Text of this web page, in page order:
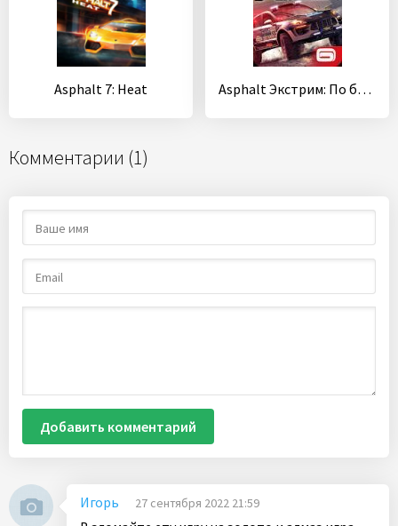
Asphalt 7: Heat Asphalt Экстрим: По бездорожью
Комментарии (1)
Добавить комментарий
Игорь 27 сентября 2022 21:59